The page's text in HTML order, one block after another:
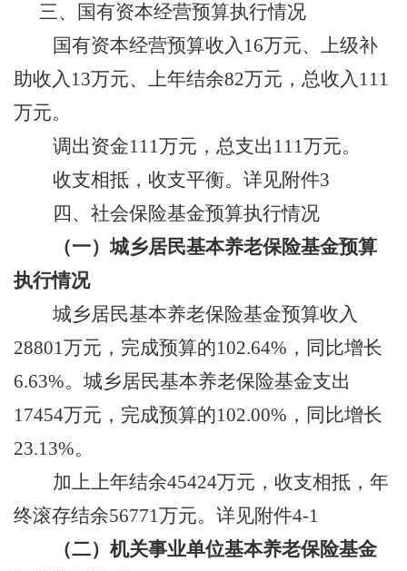
三、
国有资本经营预算执行情况
国有资本经营预算收入 16万元、 上级补
助收入 13万元、上年结余82万元， 总收入 111
万元。
调出资金111万元，总支出 111万元。
收支相抵， 收支平衡。 详见附件3
四、 社会保险基金预算执行情况
（一）城乡居民基本养老保险基金预算
执行情况
城乡居民基本养老保险基金预算收入
28801万元 ， 完成预算的102.64% ，同比增长
6.63%。城乡居民基本养老保险基金支出
17454万元 ， 完成预算的102.00% ，同比增长
23.13%。
加上上年结余45424万元 ， 收支相抵， 年
终滚存结余56771万元。 详见附件4-1
（二）机关事业单位基本养老保险基金